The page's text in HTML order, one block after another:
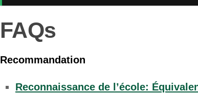
FAQs
Recommandation
Reconnaissance de l’école: